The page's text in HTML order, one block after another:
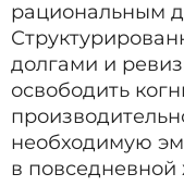
рациональным
долгами и
освободить
необходимую
в повседневной